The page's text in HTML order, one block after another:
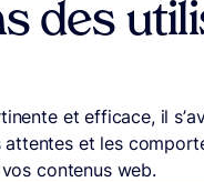
des
et efficace, il
et les
contenus web.